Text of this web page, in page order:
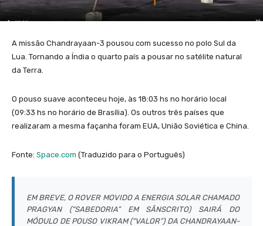
A missão Chandrayaan-3 pousou com sucesso no polo Sul da
Lua. Tornando a Índia o quarto país a pousar no satélite natural
da Terra.
O pouso suave aconteceu hoje, às 18:03 hs no horário local
(09:33 hs no horário de Brasília). Os outros três países que
realizaram a mesma façanha foram EUA, União Soviética e China.
Fonte: Space.com (Traduzido para o Português)
EM BREVE, O ROVER MOVIDO A ENERGIA SOLAR CHAMADO
PRAGYAN (“SABEDORIA” EM SÂNSCRITO) SAIRÁ DO
MÓDULO DE POUSO VIKRAM (“VALOR”) DA CHANDRAYAAN-